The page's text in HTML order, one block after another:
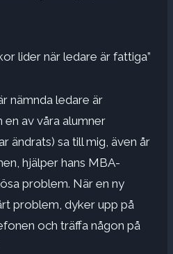
lider när ledare är fattiga”
nämnda ledare är
av våra alumner
ändrats) sa till mig, även år
hjälper hans MBA-
problem. När en ny
problem, dyker upp på
och träffa någon på